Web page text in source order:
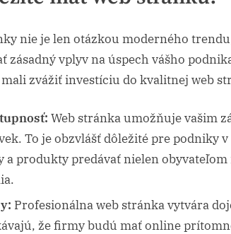
nie je len otázkou moderného
zásadný vplyv na úspech vášho
zvážiť investíciu do kvalitnej web
Web stránka umožňuje vašim
To je obzvlášť dôležité pre podniky
a produkty predávať nielen obyvateľom
Profesionálna web stránka vytvára
že firmy budú mať online